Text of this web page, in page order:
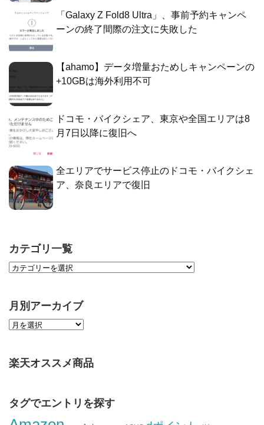
「Galaxy Z Fold8 Ultra」、事前予約キャンペ
ーンの終了間際の注文に失敗した
【ahamo】データ増量おためしキャンペーンの
+10GBは海外利用不可
ドコモ・バイクシェア、東京や全国エリアは8
月7日以降に復旧へ
全エリアでサービス停止のドコモ・バイクシェ
ア、奈良エリアで復旧
カテゴリ一覧
月別アーカイブ
楽天オススメ商品
タグでエントリを探す